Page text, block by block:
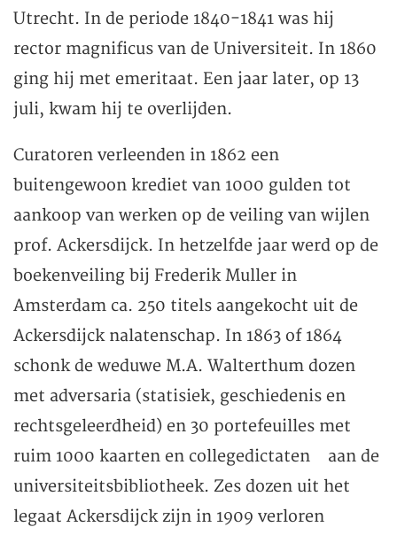
Utrecht. In de periode 1840-1841 was hij
rector magnificus van de Universiteit. In 1860
ging hij met emeritaat. Een jaar later, op 13
juli, kwam hij te overlijden.
Curatoren verleenden in 1862 een
buitengewoon krediet van 1000 gulden tot
aankoop van werken op de veiling van wijlen
prof. Ackersdijck. In hetzelfde jaar werd op de
boekenveiling bij Frederik Muller in
Amsterdam ca. 250 titels aangekocht uit de
Ackersdijck nalatenschap. In 1863 of 1864
schonk de weduwe M.A. Walterthum dozen
met adversaria (statisiek, geschiedenis en
rechtsgeleerdheid) en 30 portefeuilles met
ruim 1000 kaarten en collegedictaten aan de
universiteitsbibliotheek. Zes dozen uit het
legaat Ackersdijck zijn in 1909 verloren